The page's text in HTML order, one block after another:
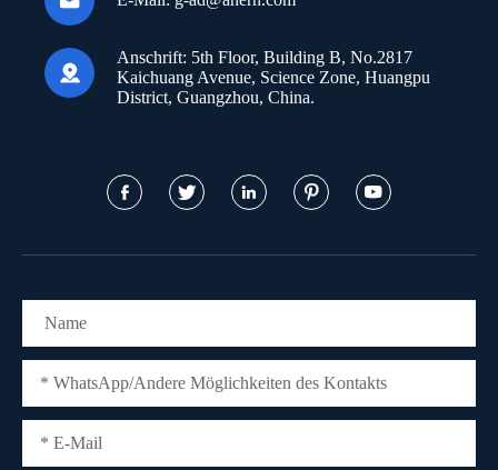

Anschrift: 5th Floor, Building B, No.2817
Kaichuang Avenue, Science Zone, Huangpu
District, Guangzhou, China.
    